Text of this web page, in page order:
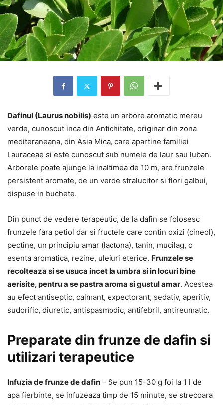
Dafinul (Laurus nobilis) este un arbore aromatic mereu
verde, cunoscut inca din Antichitate, originar din zona
mediteraneana, din Asia Mica, care apartine familiei
Lauraceae si este cunoscut sub numele de laur sau luban.
Arborele poate ajunge la inaltimea de 10 m, are frunzele
persistent aromate, de un verde stralucitor si flori galbui,
dispuse in buchete.
Din punct de vedere terapeutic, de la dafin se folosesc
frunzele fara petiol dar si fructele care contin oxizi (cineol),
pectine, un principiu amar (lactona), tanin, mucilag, o
esenta aromatica, rezine, uleiuri eterice. Frunzele se
recolteaza si se usuca incet la umbra si in locuri bine
aerisite, pentru a se pastra aroma si gustul amar. Acestea
au efect antiseptic, calmant, expectorant, sedativ, aperitiv,
sudorific, diuretic, antispasmodic, antifebril, antireumatic.
Preparate din frunze de dafin si
utilizari terapeutice
Infuzia de frunze de dafin – Se pun 15-30 g foi la 1 l de
apa fierbinte, se infuzeaza timp de 15 minute, se strecoara